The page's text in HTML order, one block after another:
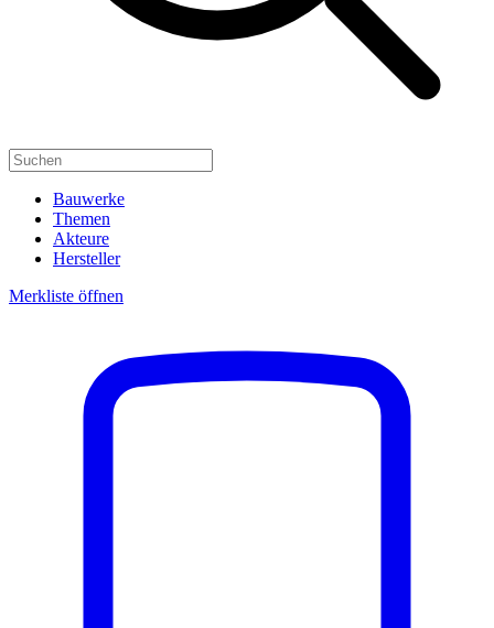
Bauwerke
Themen
Akteure
Hersteller
Merkliste öffnen